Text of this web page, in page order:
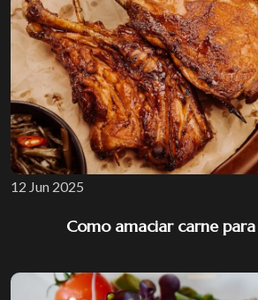
12 Jun 2025
Como amaciar carne